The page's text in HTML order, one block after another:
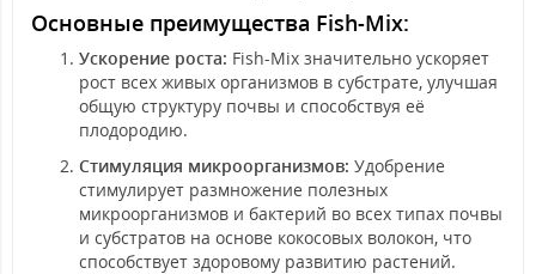
Основные преимущества Fish-Mix:
Ускорение роста: Fish-Mix значительно ускоряет
рост всех живых организмов в субстрате, улучшая
общую структуру почвы и способствуя её
плодородию.
Стимуляция микроорганизмов: Удобрение
стимулирует размножение полезных
микроорганизмов и бактерий во всех типах почвы
и субстратов на основе кокосовых волокон, что
способствует здоровому развитию растений.